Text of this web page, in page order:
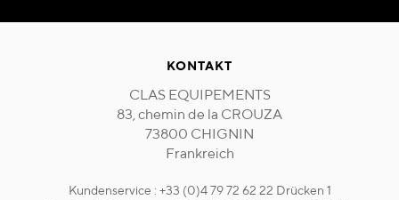
KONTAKT
CLAS EQUIPEMENTS
83, chemin de la CROUZA
73800 CHIGNIN
Frankreich
Kundenservice : +33 (0)4 79 72 62 22 Drücken 1